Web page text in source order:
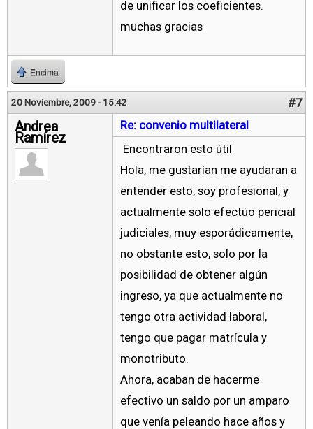
de unificar los coeficientes.
muchas gracias
Encima
20 Noviembre, 2009 - 15:42 #7
Andrea
Ramírez
Re: convenio multilateral
Encontraron esto útil
Hola, me gustarían me ayudaran a
entender esto, soy profesional, y
actualmente solo efectúo pericial
judiciales, muy esporádicamente,
no obstante esto, solo por la
posibilidad de obtener algún
ingreso, ya que actualmente no
tengo otra actividad laboral,
tengo que pagar matrícula y
monotributo.
Ahora, acaban de hacerme
efectivo un saldo por un amparo
que venía peleando hace años y